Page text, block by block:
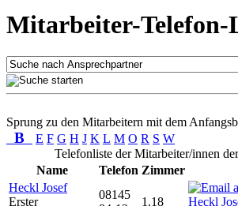
Mitarbeiter-Telefon-
Sprung zu den Mitarbeitern mit dem
B E F G H J K L M O R S W
Telefonliste der Mitarbeiter/innen
Name
Telefon Zimmer
Heckl Josef
Erster
08145
1.18